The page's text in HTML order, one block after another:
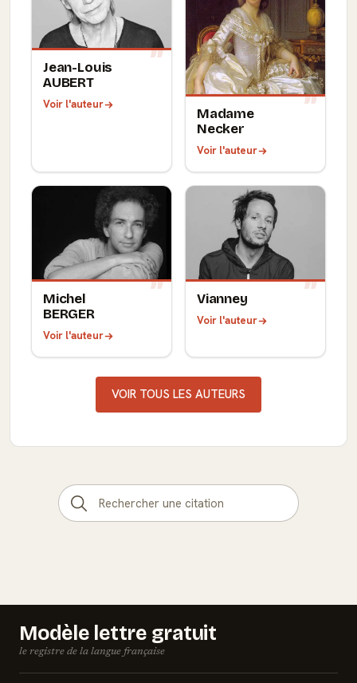
Jean-Louis
AUBERT
Voir l'auteur
Madame
Necker
Voir l'auteur
Michel
BERGER
Voir l'auteur
Vianney
Voir l'auteur
VOIR TOUS LES AUTEURS
Modèle lettre gratuit
le registre de la langue française